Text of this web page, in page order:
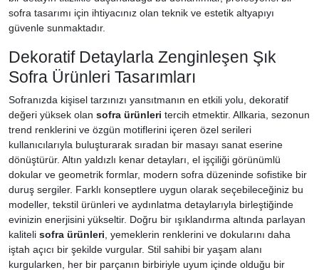
sofra tasarımı için ihtiyacınız olan teknik ve estetik altyapıyı
güvenle sunmaktadır.
Dekoratif Detaylarla Zenginleşen Şık
Sofra Ürünleri Tasarımları
Sofranızda kişisel tarzınızı yansıtmanın en etkili yolu, dekoratif
değeri yüksek olan sofra ürünleri tercih etmektir. Allkaria, sezonun
trend renklerini ve özgün motiflerini içeren özel serileri
kullanıcılarıyla buluşturarak sıradan bir masayı sanat eserine
dönüştürür. Altın yaldızlı kenar detayları, el işçiliği görünümlü
dokular ve geometrik formlar, modern sofra düzeninde sofistike bir
duruş sergiler. Farklı konseptlere uygun olarak seçebileceğiniz bu
modeller, tekstil ürünleri ve aydınlatma detaylarıyla birleştiğinde
evinizin enerjisini yükseltir. Doğru bir ışıklandırma altında parlayan
kaliteli sofra ürünleri , yemeklerin renklerini ve dokularını daha
iştah açıcı bir şekilde vurgular. Stil sahibi bir yaşam alanı
kurgularken, her bir parçanın birbiriyle uyum içinde olduğu bir